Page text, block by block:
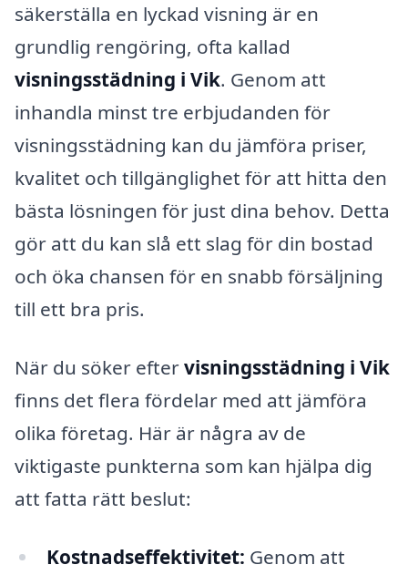
säkerställa en lyckad visning är en
grundlig rengöring, ofta kallad
visningsstädning i Vik. Genom att
inhandla minst tre erbjudanden för
visningsstädning kan du jämföra priser,
kvalitet och tillgänglighet för att hitta den
bästa lösningen för just dina behov. Detta
gör att du kan slå ett slag för din bostad
och öka chansen för en snabb försäljning
till ett bra pris.
När du söker eftervisningsstädning i Vik
finns det flera fördelar med att jämföra
olika företag. Här är några av de
viktigaste punkterna som kan hjälpa dig
att fatta rätt beslut:
Kostnadseffektivitet: Genom att